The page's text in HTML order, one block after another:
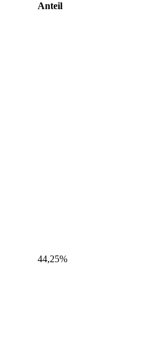
Anteil
44,25%